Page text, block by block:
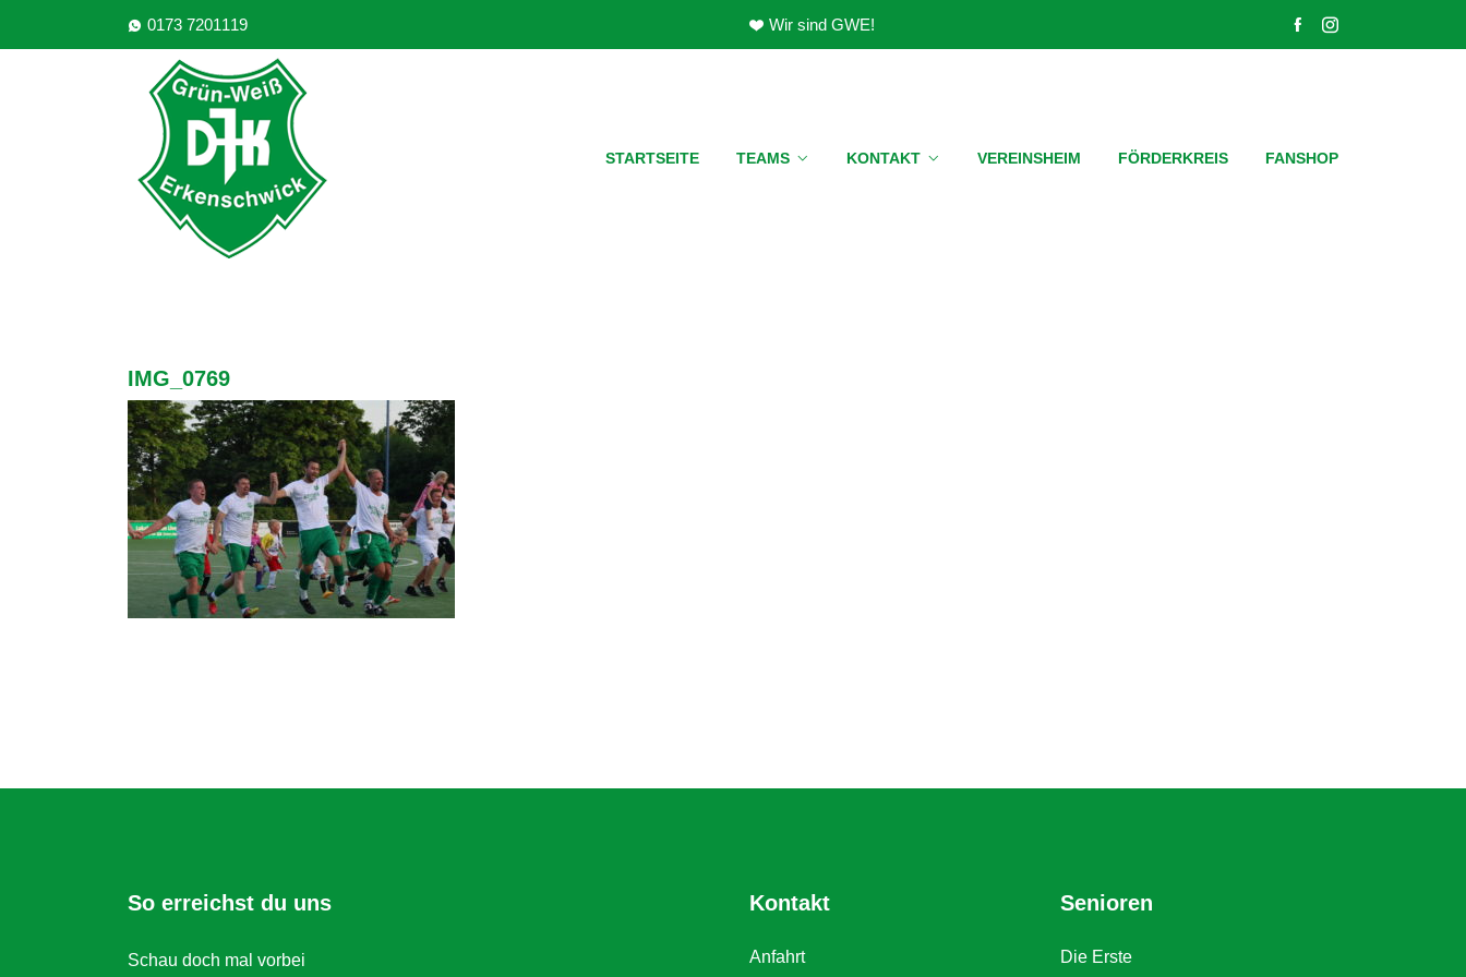
0173 7201119 Wir sind GWE!
STARTSEITE TEAMS KONTAKT VEREINSHEIM FÖRDERKREIS FANSHOP
IMG_0769
So erreichst du uns
Schau doch mal vorbei
Kontakt
Anfahrt
Senioren
Die Erste